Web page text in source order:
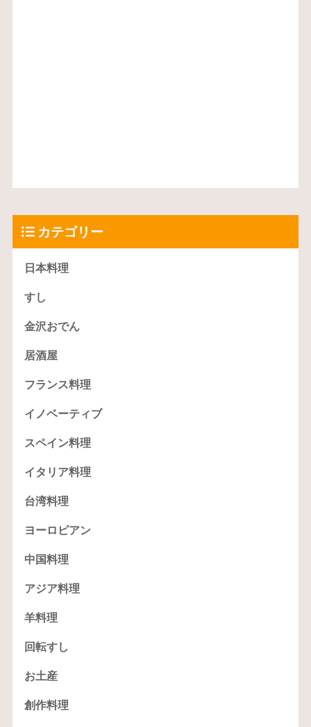
カテゴリー
日本料理
すし
金沢おでん
居酒屋
フランス料理
イノベーティブ
スペイン料理
イタリア料理
台湾料理
ヨーロピアン
中国料理
アジア料理
羊料理
回転すし
お土産
創作料理